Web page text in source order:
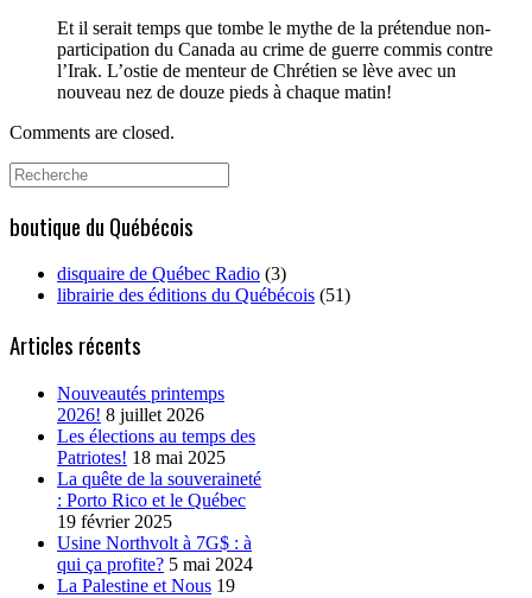
Et il serait temps que tombe le mythe de la prétendue non-
participation du Canada au crime de guerre commis contre
l’Irak. L’ostie de menteur de Chrétien se lève avec un
nouveau nez de douze pieds à chaque matin!
Comments are closed.
Search
for:
boutique du Québécois
disquaire de Québec Radio (3)
librairie des éditions du Québécois (51)
Articles récents
Nouveautés printemps
2026! 8 juillet 2026
Les élections au temps des
Patriotes! 18 mai 2025
La quête de la souveraineté
: Porto Rico et le Québec
19 février 2025
Usine Northvolt à 7G$ : à
qui ça profite? 5 mai 2024
La Palestine et Nous 19